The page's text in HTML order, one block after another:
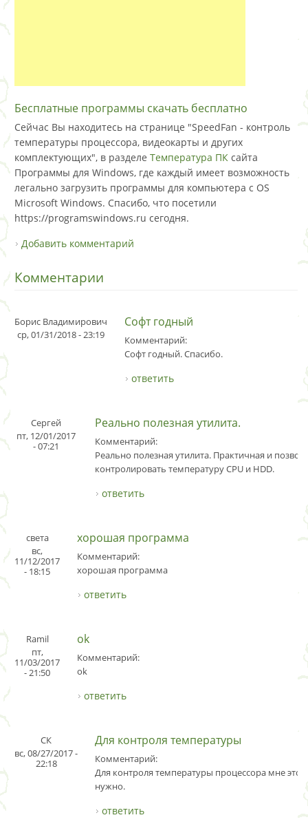
Бесплатные программы скачать бесплатно
Сейчас Вы находитесь на странице "SpeedFan - контроль
температуры процессора, видеокарты и других
комплектующих", в разделе Температура ПК сайта
Программы для Windows, где каждый имеет возможность
легально загрузить программы для компьютера с OS
Microsoft Windows. Спасибо, что посетили
https://programswindows.ru сегодня.
Добавить комментарий
Комментарии
Борис Владимирович
ср, 01/31/2018 - 23:19
Софт годный
Комментарий:
Софт годный. Спасибо.
ответить
Cергей
пт, 12/01/2017
- 07:21
Реально полезная утилита.
Комментарий:
Реально полезная утилита. Практичная и
контролировать температуру CPU и HDD.
ответить
света
вс,
11/12/2017
- 18:15
хорошая программа
Комментарий:
хорошая программа
ответить
Ramil
пт,
11/03/2017
- 21:50
ok
Комментарий:
ok
ответить
СК
вс, 08/27/2017 -
22:18
Для контроля температуры
Комментарий:
Для контроля температуры процессора мне это
нужно.
ответить